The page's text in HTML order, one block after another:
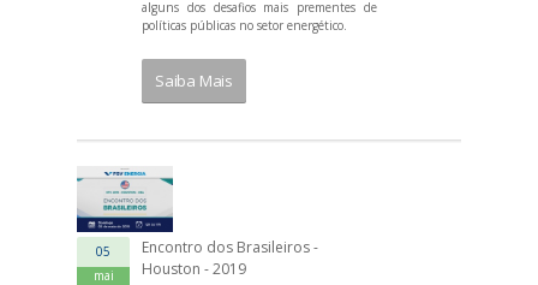
alguns dos desafios mais prementes de
políticas públicas no setor energético.
Saiba Mais
05
mai
Encontro dos Brasileiros -
Houston - 2019